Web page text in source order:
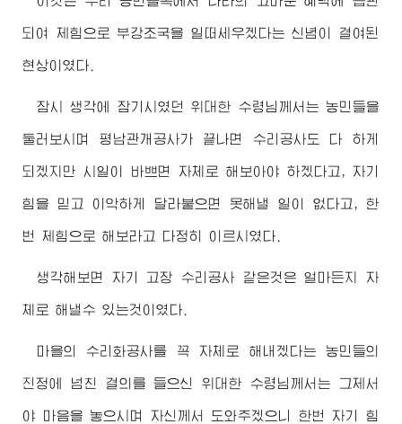
되여 제힘으로 부강조국을 일떠세우겠다는 신념이 결여된
현상이였다.
잠시 생각에 잠기시였던위대한 수령님께서 는 농민들을
둘러보시며 평남관개공사가 끝나면 수리공사도 다 하게
되겠지만 시일이 바쁘면 자체로 해보아야 하겠다고, 자기
힘을 믿고 이악하게 달라붙으면 못해낼 일이 없다고, 한
번 제힘으로 해보라고 다정히 이르시였다.
생각해보면 자기 고장 수리공사 같은것은 얼마든지 자
체로 해낼수 있는것이였다.
마을의 수리화공사를 꼭 자체로 해내겠다는 농민들의
진정에 넘친 결의를 들으신위대한 수령님께서는 그제서
야 마음을 놓으시며 자신께서 도와주겠으니 한번 자기 힘